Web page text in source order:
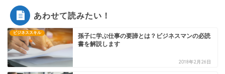
あわせて読みたい！
ビジネススキル
孫子に学ぶ仕事の要諦とは？ビジネスマンの必読
書を解説します
2018年2月26日